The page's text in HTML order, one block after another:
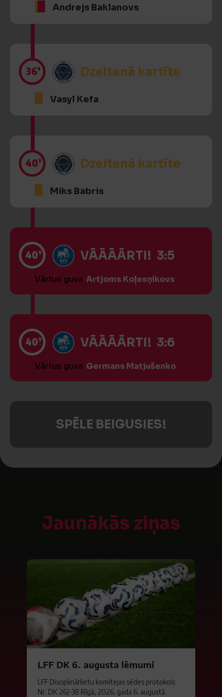
Andrejs Baklanovs
36’ Dzeltenā kartīte
Vasyl Kefa
40’ Dzeltenā kartīte
Miks Babris
40’ VĀĀĀĀRTI! 3:5
Vārtus guva Artjoms Koļesņikovs
40’ VĀĀĀĀRTI! 3:6
Vārtus guva Germans Matjušenko
SPĒLE BEIGUSIES!
Jaunākās ziņas
LFF DK 6. augusta lēmumi
LFF Disciplinārlietu komitejas sēdes protokols
Nr. DK 26/-38 Rīgā, 2026. gada 6. augustā.